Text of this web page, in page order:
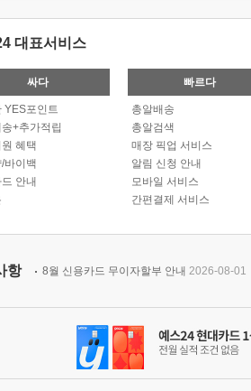
대표서비스
싸다
YES포인트
+추가적립
혜택
바이백
안내
빠르다
총알배송
총알검색
매장 픽업 서비스
알림 신청 안내
모바일 서비스
간편결제 서비스
항 8월 신용카드 무이자할부 안내 2026-08-01